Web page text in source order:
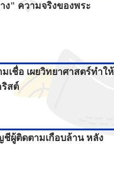
ง" ความจริงของพระ
เชื่อ เผยวิทยาศาสตร์ทำให้
สต์
ผู้ติดตามเกือบล้าน หลัง